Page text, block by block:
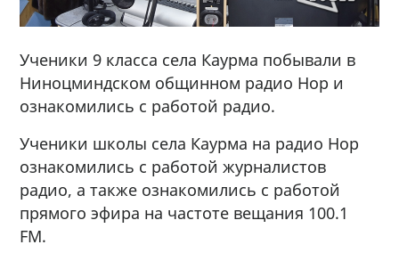
Ученики 9 класса села Каурма побывали в
Ниноцминдском общинном радио Нор и
ознакомились с работой радио.
Ученики школы села Каурма на радио Нор
ознакомились с работой журналистов
радио, а также ознакомились с работой
прямого эфирa на частоте вещания 100.1
FM.